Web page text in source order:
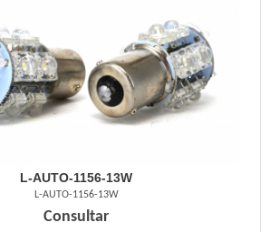
L-AUTO-1156-13W
L-AUTO-1156-13W
Consultar